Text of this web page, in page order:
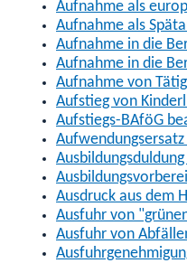
Aufnahme als
Aufnahme als
Aufnahme in die
Aufnahme in die
Aufnahme von
Aufstieg von
Aufstiegs-BAföG
Ausdruck aus dem
Ausfuhr von
Ausfuhr von